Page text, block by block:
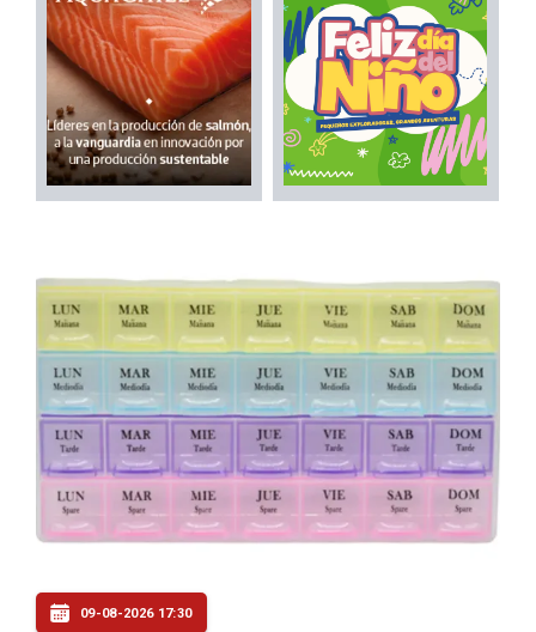
09-08-2026 17:30